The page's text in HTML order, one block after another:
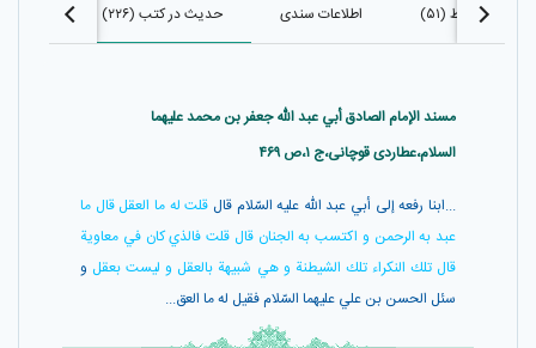
احادیث مرتبط (۵۱) اطلاعات سندی حدیث در کتب (۲۲۶)
مسند الإمام الصادق أبي عبد الله جعفر بن محمد عليهما
السلام،عطاردی قوچانی،ج ۱،ص ۴۶۹
...ابنا رفعه إلى أبي عبد اللّه عليه السّلام قال قلت له ما العقل قال ما
عبد به الرحمن و اكتسب به الجنان قال قلت فالذي كان في معاوية
قال تلك النكراء تلك الشيطنة و هي شبيهة بالعقل و ليست بعقل و
سئل الحسن بن علي عليهما السّلام فقيل له ما العق...